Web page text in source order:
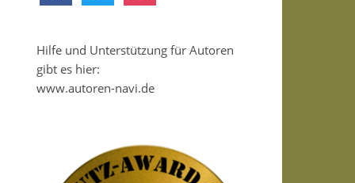
Hilfe und Unterstützung für Autoren
gibt es hier:
www.autoren-navi.de